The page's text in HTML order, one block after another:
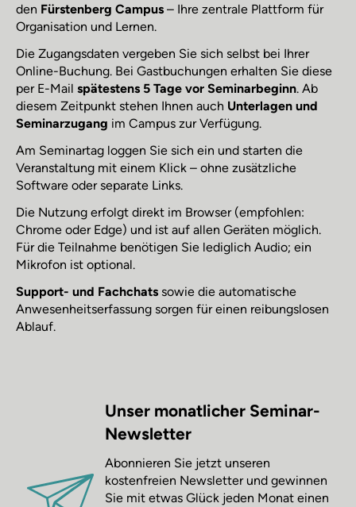
den Fürstenberg Campus – Ihre zentrale Plattform für
Organisation und Lernen.
Die Zugangsdaten vergeben Sie sich selbst bei Ihrer
Online-Buchung. Bei Gastbuchungen erhalten Sie diese
per E-Mail spätestens 5 Tage vor Seminarbeginn. Ab
diesem Zeitpunkt stehen Ihnen auch Unterlagen und
Seminarzugang im Campus zur Verfügung.
Am Seminartag loggen Sie sich ein und starten die
Veranstaltung mit einem Klick – ohne zusätzliche
Software oder separate Links.
Die Nutzung erfolgt direkt im Browser (empfohlen:
Chrome oder Edge) und ist auf allen Geräten möglich.
Für die Teilnahme benötigen Sie lediglich Audio; ein
Mikrofon ist optional.
Support- und Fachchats sowie die automatische
Anwesenheitserfassung sorgen für einen reibungslosen
Ablauf.
Unser monatlicher Seminar-
Newsletter
Abonnieren Sie jetzt unseren
kostenfreien Newsletter und gewinnen
Sie mit etwas Glück jeden Monat einen